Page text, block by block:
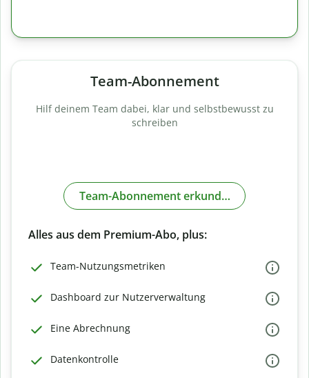
Team-Abonnement
Hilf deinem Team dabei, klar und selbstbewusst zu
schreiben
Team-Abonnement erkunden
Alles aus dem Premium-Abo, plus:
Team-Nutzungsmetriken
Dashboard zur Nutzerverwaltung
Eine Abrechnung
Datenkontrolle